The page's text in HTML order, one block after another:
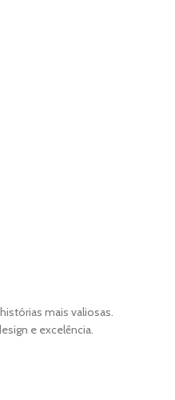
mais valiosas.
e excelência.